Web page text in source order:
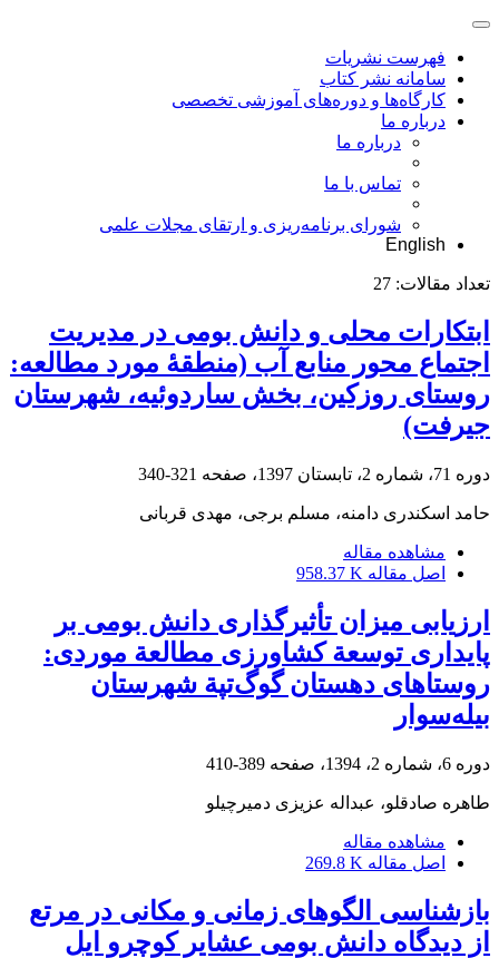
فهرست نشریات
سامانه نشر کتاب
کارگاه‌ها و دوره‌های آموزشی تخصصی
درباره ما
درباره ما
تماس با ما
شورای برنامه‌ریزی و ارتقای مجلات علمی
English
تعداد مقالات: 27
ابتکارات محلی و دانش بومی در مدیریت
اجتماع محور منابع آب (منطقۀ مورد مطالعه:
روستای روزکین، بخش ساردوئیه، شهرستان
جیرفت)
دوره 71، شماره 2، تابستان 1397، صفحه 321-340
حامد اسکندری دامنه، مسلم برجی، مهدی قربانی
مشاهده مقاله
اصل مقاله 958.37 K
ارزیابی میزان تأثیرگذاری دانش بومی بر
پایداری توسعة کشاورزی مطالعة موردی:
روستاهای دهستان گوگ‌تپة شهرستان
بیله‌سوار
دوره 6، شماره 2، 1394، صفحه 389-410
طاهره صادقلو، عبداله عزیزی دمیرچیلو
مشاهده مقاله
اصل مقاله 269.8 K
بازشناسی الگوهای زمانی و مکانی در مرتع
از دیدگاه دانش بومی عشایر کوچرو ایل